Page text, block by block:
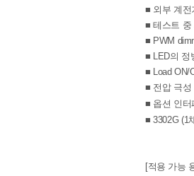
■ 외부 계전
■ 테스트 중
■ PWM
■ LED의 정
■ Load ON/
■ 전압 극성
■ 옵션 인터
■3302G (1
[적용 가능